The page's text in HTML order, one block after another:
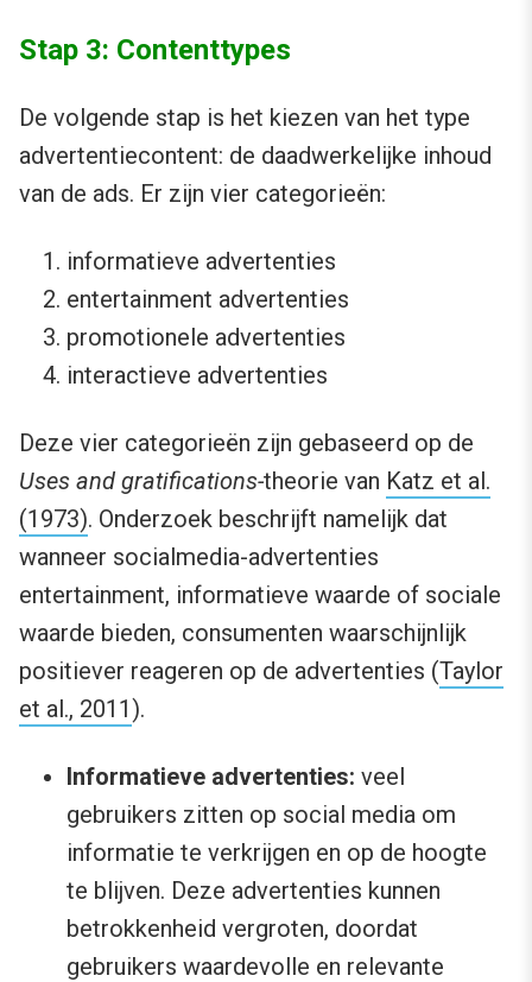
Stap 3: Contenttypes
De volgende stap is het kiezen van het type
advertentiecontent: de daadwerkelijke inhoud
van de ads. Er zijn vier categorieën:
informatieve advertenties
entertainment advertenties
promotionele advertenties
interactieve advertenties
Deze vier categorieën zijn gebaseerd op de
Uses and gratifications-theorie van Katz et al.
(1973). Onderzoek beschrijft namelijk dat
wanneer socialmedia-advertenties
entertainment, informatieve waarde of sociale
waarde bieden, consumenten waarschijnlijk
positiever reageren op de advertenties (Taylor
et al., 2011).
Informatieve advertenties: veel
gebruikers zitten op social media om
informatie te verkrijgen en op de hoogte
te blijven. Deze advertenties kunnen
betrokkenheid vergroten, doordat
gebruikers waardevolle en relevante